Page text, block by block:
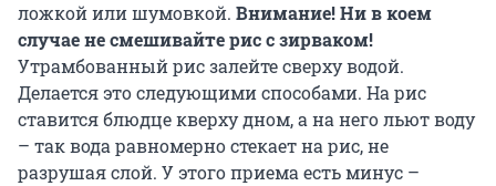
ложкой или шумовкой. Внимание! Ни в коем
случае не смешивайте рис с зирваком!
Утрамбованный рис залейте сверху водой.
Делается это следующими способами. На рис
ставится блюдце кверху дном, а на него льют воду
– так вода равномерно стекает на рис, не
разрушая слой. У этого приема есть минус –